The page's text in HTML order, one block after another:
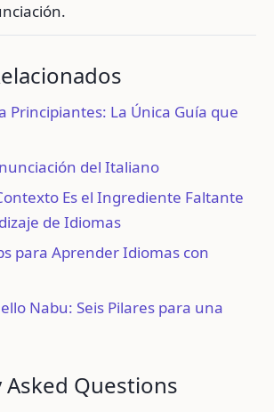
Principiantes: La Única Guía que
del Italiano
Es el Ingrediente Faltante
de Idiomas
para Aprender Idiomas con
Nabu: Seis Pilares para una
Questions